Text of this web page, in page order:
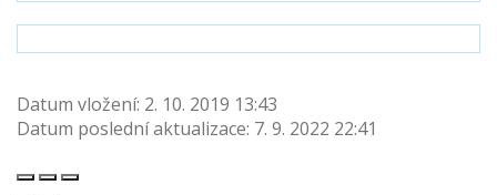
Datum vložení: 2. 10. 2019 13:43
Datum poslední aktualizace: 7. 9. 2022 22:41